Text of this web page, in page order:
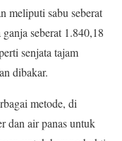
meliputi sabu seberat
seberat 1.840,18
senjata tajam
dibakar.
metode, di
dan air panas untuk